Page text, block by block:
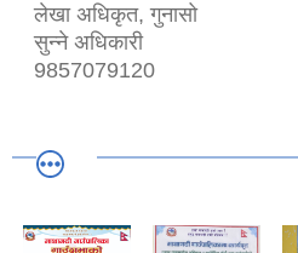
लेखा अधिकृत, गुनासो
सुन्ने अधिकारी
9857079120